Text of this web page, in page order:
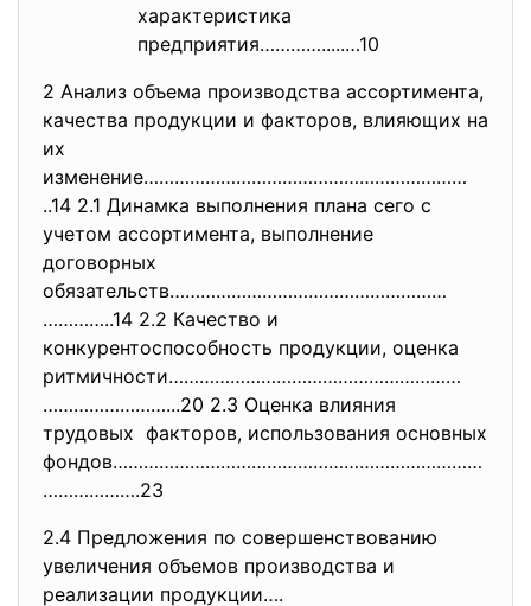
характеристика
предприятия………….....…10
2 Анализ объема производства ассортимента,
качества продукции и факторов, влияющих на
их
изменение………………………………………………………
..14 2.1 Динамка выполнения плана сего с
учетом ассортимента, выполнение
договорных
обязательств………………………………………………
…………..14 2.2 Качество и
конкурентоспособность продукции, оценка
ритмичности…………………………………………………
……………………...20 2.3 Оценка влияния
трудовых факторов, использования основных
фондов………………………………………………………………
……………….23
2.4 Предложения по совершенствованию
увеличения объемов производства и
реализации продукции….